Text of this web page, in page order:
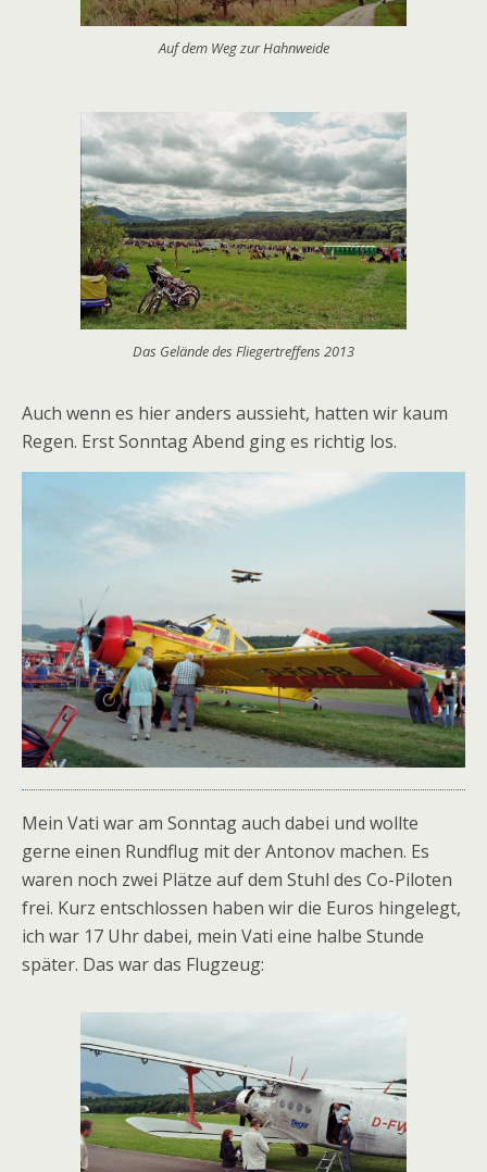
Auf dem Weg zur Hahnweide
Das Gelände des Fliegertreffens 2013
Auch wenn es hier anders aussieht, hatten wir kaum
Regen. Erst Sonntag Abend ging es richtig los.
Mein Vati war am Sonntag auch dabei und wollte
gerne einen Rundflug mit der Antonov machen. Es
waren noch zwei Plätze auf dem Stuhl des Co-Piloten
frei. Kurz entschlossen haben wir die Euros hingelegt,
ich war 17 Uhr dabei, mein Vati eine halbe Stunde
später. Das war das Flugzeug: